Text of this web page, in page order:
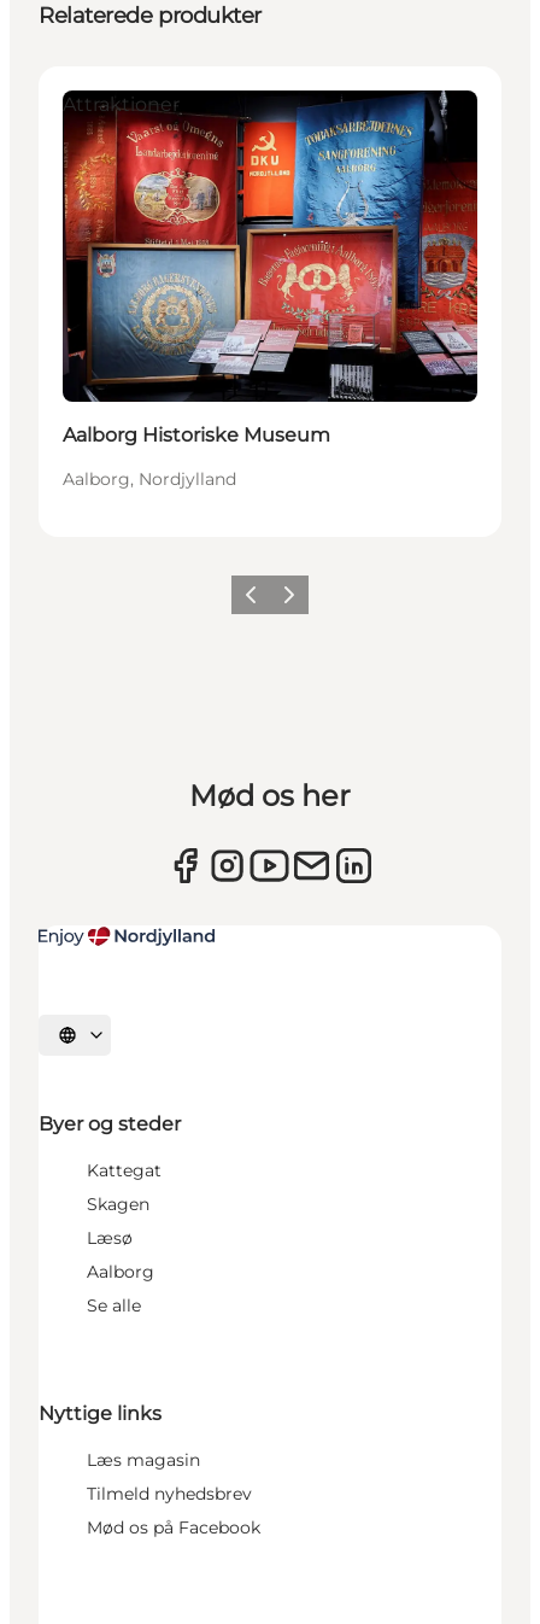
Relaterede produkter
Attraktioner
Aalborg Historiske Museum
Aalborg, Nordjylland
ForrigeNæste
Mød os her
Vælg sprog
Byer og steder
Kattegat
Skagen
Læsø
Aalborg
Se alle
Nyttige links
Læs magasin
Tilmeld nyhedsbrev
Mød os på Facebook